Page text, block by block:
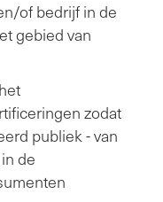
of bedrijf in de
gebied van
zodat
publiek - van
de